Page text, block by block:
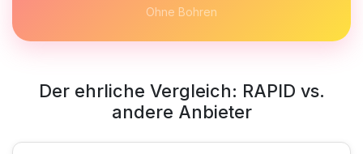
Ohne Bohren
Der ehrliche Vergleich: RAPID vs.
andere Anbieter